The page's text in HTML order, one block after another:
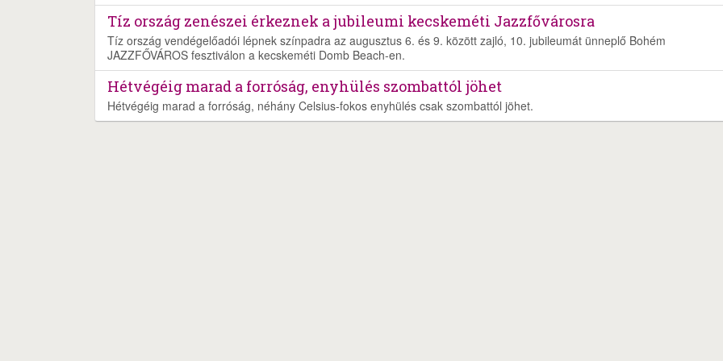
Tíz ország zenészei érkeznek a jubileumi kecskeméti Jazzfővárosra
Tíz ország vendégelőadói lépnek színpadra az augusztus 6. és 9. között zajló, 10. jubileumát ünneplő Bohém
JAZZFŐVÁROS fesztiválon a kecskeméti Domb Beach-en.
Hétvégéig marad a forróság, enyhülés szombattól jöhet
Hétvégéig marad a forróság, néhány Celsius-fokos enyhülés csak szombattól jöhet.